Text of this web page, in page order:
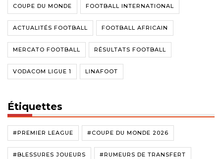
COUPE DU MONDE FOOTBALL INTERNATIONAL
ACTUALITÉS FOOTBALL FOOTBALL AFRICAIN
MERCATO FOOTBALL RÉSULTATS FOOTBALL
VODACOM LIGUE 1 LINAFOOT
Étiquettes
#PREMIER LEAGUE #COUPE DU MONDE 2026
#BLESSURES JOUEURS #RUMEURS DE TRANSFERT